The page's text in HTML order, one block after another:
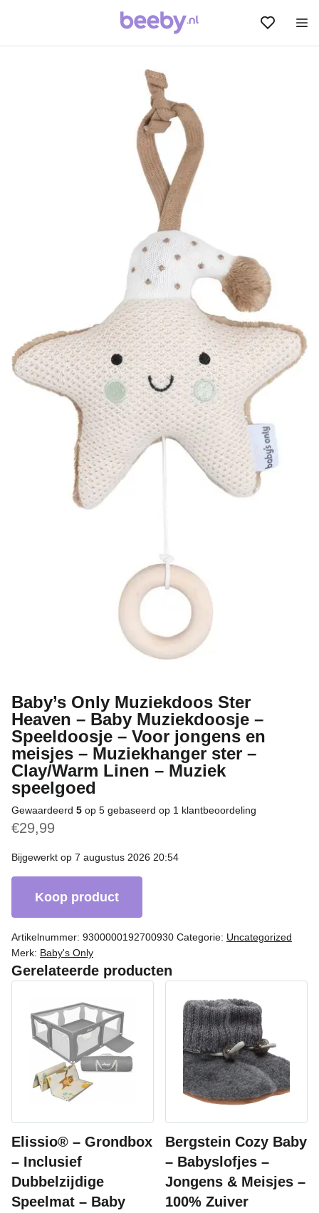
Baby’s Only Muziekdoos Ster
Heaven – Baby Muziekdoosje –
Speeldoosje – Voor jongens en
meisjes – Muziekhanger ster –
Clay/Warm Linen – Muziek
speelgoed
Gewaardeerd 5 op 5 gebaseerd op 1 klantbeoordeling
€29,99
Bijgewerkt op 7 augustus 2026 20:54
Koop product
Artikelnummer: 9300000192700930 Categorie: Uncategorized
Merk: Baby's Only
Gerelateerde producten
Elissio® – Grondbox
– Inclusief
Dubbelzijdige
Speelmat – Baby
Bergstein Cozy Baby
– Babyslofjes –
Jongens & Meisjes –
100% Zuiver